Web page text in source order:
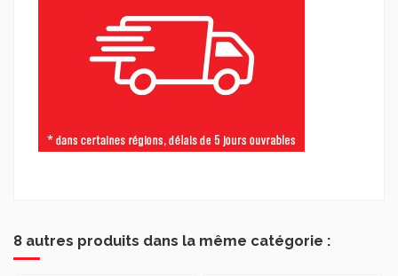
8 autres produits dans la même catégorie :